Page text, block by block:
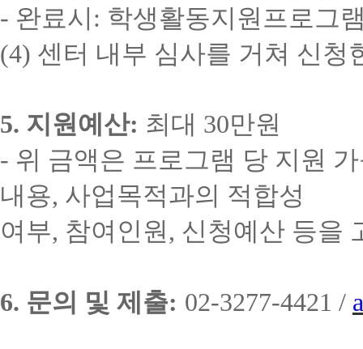
- 완료시 : 학생활동지원프로그
(4) 센터 내부 심사를 거쳐 신청
5. 지원예산: 최대 30만원
- 위 금액은 프로그램 당 지원
내용, 사업목적과의 적합성
여부, 참여인원 , 신청예산 등을
6. 문의 및 제출: 02-3277-4421 /